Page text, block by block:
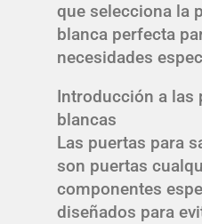
que selecciona la
blanca perfecta
necesidades
Introducción a las
blancas
Las puertas para
son puertas
componentes
diseñados para